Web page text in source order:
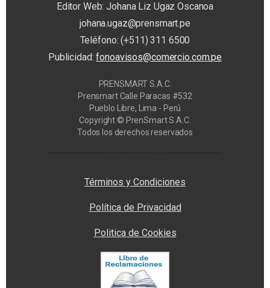
Editor Web: Johana Liz Ugaz Oscanoa
johana.ugaz@prensmart.pe
Teléfono: (+511) 311 6500
Publicidad:fonoavisos@comercio.com.pe
PRENSMART S.A.C.
Prensmart Calle Paracas #532
Pueblo Libre, Lima - Perú
Copyright © PrenSmart S.A.C.
Todos los derechos reservados
Términos y Condiciones
Política de Privacidad
Politica de Cookies